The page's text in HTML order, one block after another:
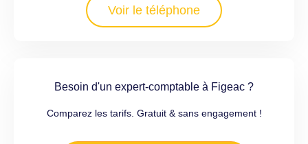
Voir le téléphone
Besoin d'un expert-comptable à Figeac ?
Comparez les tarifs. Gratuit & sans engagement !